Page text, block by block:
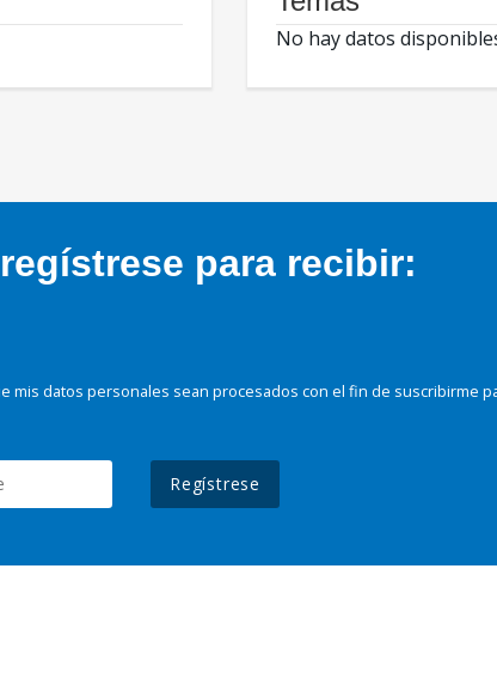
No hay datos
para recibir:
mis datos personales sean procesados con el fin de suscribirme
Regístrese